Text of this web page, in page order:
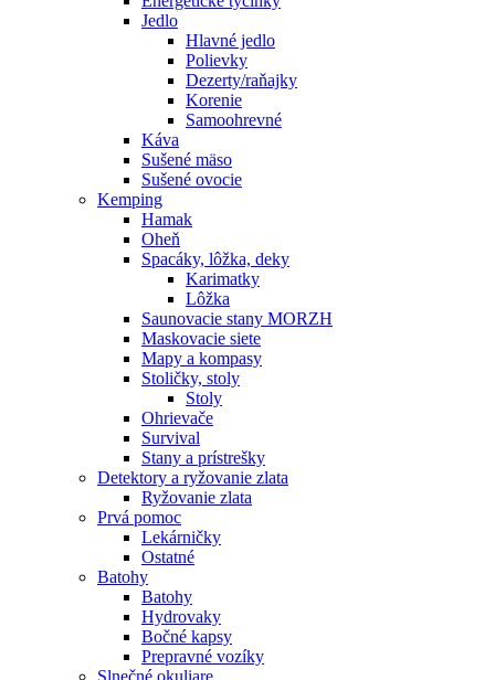
Jedlo
Hlavné jedlo
Polievky
Dezerty/raňajky
Korenie
Samoohrevné
Káva
Sušené mäso
Sušené ovocie
Kemping
Hamak
Oheň
Spacáky, lôžka, deky
Karimatky
Lôžka
Saunovacie stany MORZH
Maskovacie siete
Mapy a kompasy
Stoličky, stoly
Stoly
Ohrievače
Survival
Stany a prístrešky
Detektory a ryžovanie zlata
Ryžovanie zlata
Prvá pomoc
Lekárničky
Ostatné
Batohy
Batohy
Hydrovaky
Bočné kapsy
Prepravné vozíky
Slnečné okuliare